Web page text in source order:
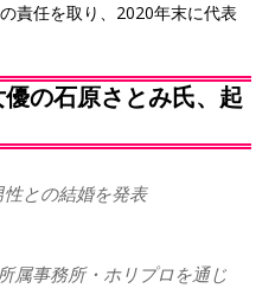
責任を取り、2020年末に代表
の石原さとみ氏、起
性との結婚を発表
属事務所・ホリプロを通じ